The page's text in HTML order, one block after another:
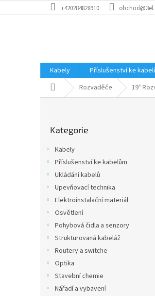
na
+420284828910
Kabely Příslušenství ke
Domů Rozvaděče 19"
kategorie
Kategorie
Kabely
Příslušenství ke kabelům
Ukládání kabelů
Upevňovací technika
Elektroinstalační materiál
Osvětlení
Pohybová čidla a senzory
Strukturovaná kabeláž
Routery a switche
Optika
Stavební chemie
Nářadí a vybavení